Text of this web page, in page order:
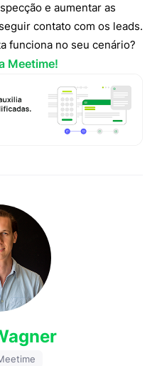
e aumentar as
contato com os leads.
funciona no seu cenário?
Meetime!